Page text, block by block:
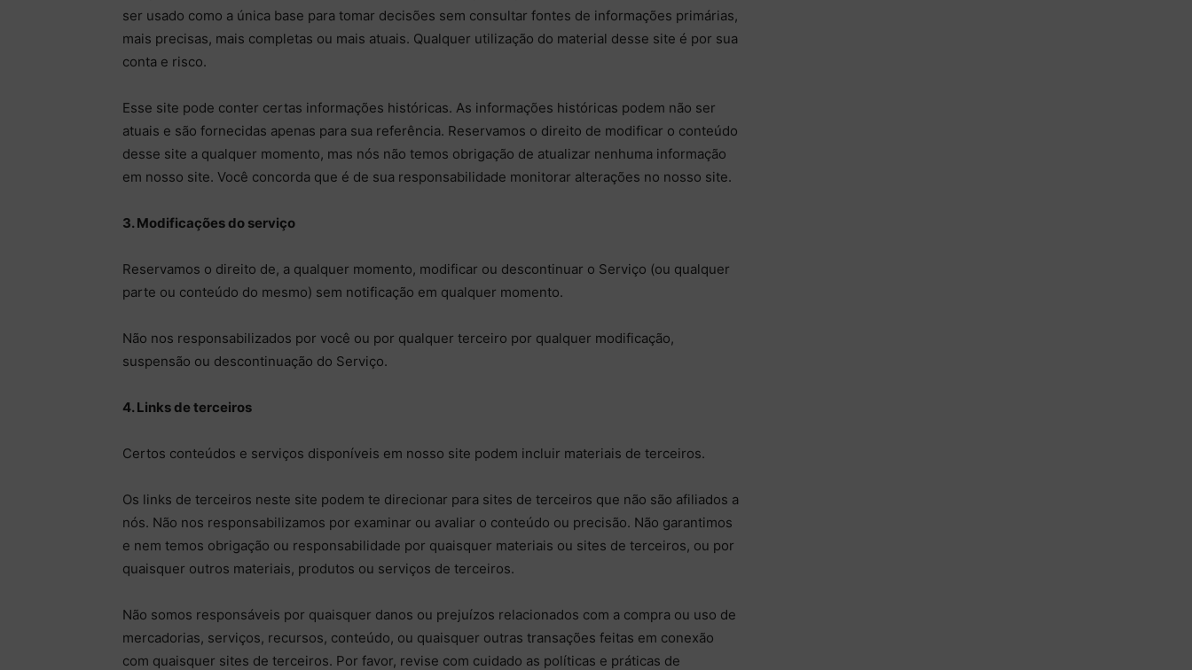
ser usado como a única base para tomar decisões sem consultar fontes de informações primárias,
mais precisas, mais completas ou mais atuais. Qualquer utilização do material desse site é por sua
conta e risco.
Esse site pode conter certas informações históricas. As informações históricas podem não ser
atuais e são fornecidas apenas para sua referência. Reservamos o direito de modificar o conteúdo
desse site a qualquer momento, mas nós não temos obrigação de atualizar nenhuma informação
em nosso site. Você concorda que é de sua responsabilidade monitorar alterações no nosso site.
3. Modificações do serviço
Reservamos o direito de, a qualquer momento, modificar ou descontinuar o Serviço (ou qualquer
parte ou conteúdo do mesmo) sem notificação em qualquer momento.
Não nos responsabilizados por você ou por qualquer terceiro por qualquer modificação,
suspensão ou descontinuação do Serviço.
4. Links de terceiros
Certos conteúdos e serviços disponíveis em nosso site podem incluir materiais de terceiros.
Os links de terceiros neste site podem te direcionar para sites de terceiros que não são afiliados a
nós. Não nos responsabilizamos por examinar ou avaliar o conteúdo ou precisão. Não garantimos
e nem temos obrigação ou responsabilidade por quaisquer materiais ou sites de terceiros, ou por
quaisquer outros materiais, produtos ou serviços de terceiros.
Não somos responsáveis por quaisquer danos ou prejuízos relacionados com a compra ou uso de
mercadorias, serviços, recursos, conteúdo, ou quaisquer outras transações feitas em conexão
com quaisquer sites de terceiros. Por favor, revise com cuidado as políticas e práticas de